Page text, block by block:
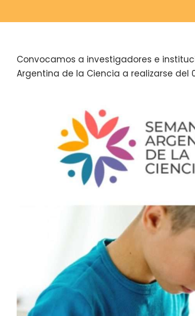
Convocamos a investigadores e
Argentina de la Ciencia a realizarse